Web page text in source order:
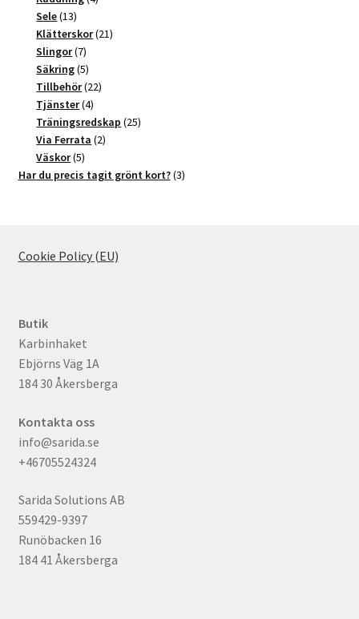
Sele 1313
produkter
Klätterskor 2121
Slingor 77
produkter
Säkring 55
produkter
Tillbehör 2222
Tjänster 44
produkter
Träningsredskap 2525
Via Ferrata 22
Väskor 55
produkter
Har du precis tagit grönt kort? 33
Cookie Policy (EU)
Butik
Karbinhaket
Ebjörns Väg 1A
184 30 Åkersberga
Kontakta oss
info@sarida.se
+46705524324
Sarida Solutions AB
559429-9397
Runöbacken 16
184 41 Åkersberga